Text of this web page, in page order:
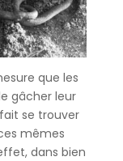
que les
gâcher leur
se trouver
mêmes
dans bien